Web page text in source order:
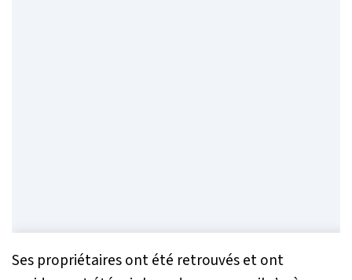
Ses propriétaires ont été retrouvés et ont